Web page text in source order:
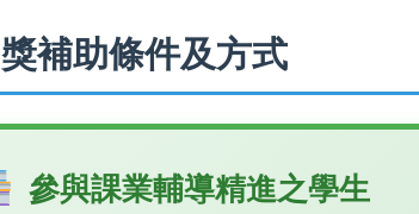
獎補助條件及方式
參與課業輔導精進之學生